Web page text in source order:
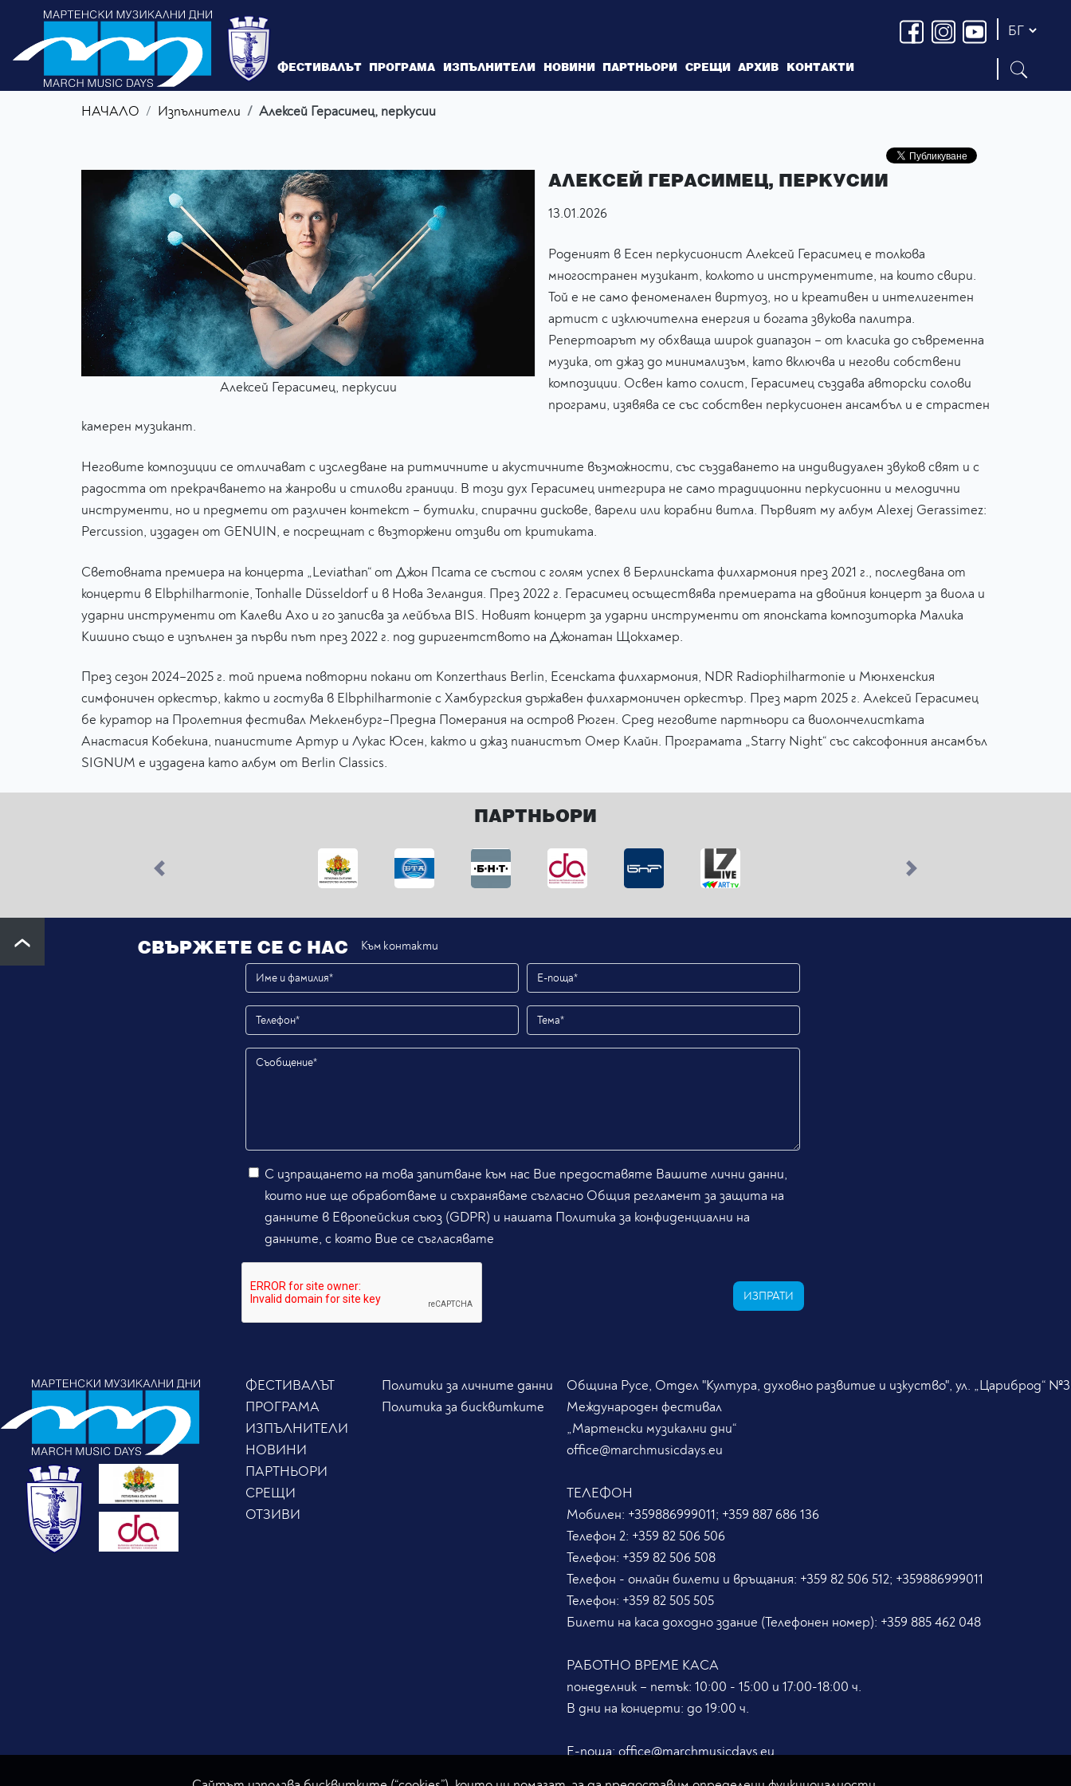
ФЕСТИВАЛЪТ ПРОГРАМА ИЗПЪЛНИТЕЛИ НОВИНИ ПАРТНЬОРИ СРЕЩИ АРХИВ КОНТАКТИ
НАЧАЛО Изпълнители Алексей Герасимец, перкусии
Алексей Герасимец, перкусии
АЛЕКСЕЙ ГЕРАСИМЕЦ, ПЕРКУСИИ
13.01.2026
Роденият в Есен перкусионист Алексей Герасимец е толкова
многостранен музикант, колкото и инструментите, на които свири.
Той е не само феноменален виртуоз, но и креативен и интелигентен
артист с изключителна енергия и богата звукова палитра.
Репертоарът му обхваща широк диапазон – от класика до съвременна
музика, от джаз до минимализъм, като включва и негови собствени
композиции. Освен като солист, Герасимец създава авторски солови
програми, изявява се със собствен перкусионен ансамбъл и е страстен
камерен музикант.
Неговите композиции се отличават с изследване на ритмичните и акустичните възможности, със създаването на индивидуален звуков свят и с
радостта от прекрачването на жанрови и стилови граници. В този дух Герасимец интегрира не само традиционни перкусионни и мелодични
инструменти, но и предмети от различен контекст – бутилки, спирачни дискове, варели или корабни витла. Първият му албум Alexej Gerassimez:
Percussion, издаден от GENUIN, е посрещнат с възторжени отзиви от критиката.
Световната премиера на концерта „Leviathan“ от Джон Псата се състои с голям успех в Берлинската филхармония през 2021 г., последвана от
концерти в Elbphilharmonie, Tonhalle Düsseldorf и в Нова Зеландия. През 2022 г. Герасимец осъществява премиерата на двойния концерт за виола и
ударни инструменти от Калеви Ахо и го записва за лейбъла BIS. Новият концерт за ударни инструменти от японската композиторка Малика
Кишино също е изпълнен за първи път през 2022 г. под диригентството на Джонатан Щокхамер.
През сезон 2024–2025 г. той приема повторни покани от Konzerthaus Berlin, Есенската филхармония, NDR Radiophilharmonie и Мюнхенския
симфоничен оркестър, както и гостува в Elbphilharmonie с Хамбургския държавен филхармоничен оркестър. През март 2025 г. Алексей Герасимец
бе куратор на Пролетния фестивал Мекленбург–Предна Померания на остров Рюген. Сред неговите партньори са виолончелистката
Анастасия Кобекина, пианистите Артур и Лукас Юсен, както и джаз пианистът Омер Клайн. Програмата „Starry Night“ със саксофонния ансамбъл
SIGNUM е издадена като албум от Berlin Classics.
ПАРТНЬОРИ
Previous Next
СВЪРЖЕТЕ СЕ С НАС Към контакти
С изпращането на това запитване към нас Вие предоставяте Вашите лични данни,
които ние ще обработваме и съхраняваме съгласно Общия регламент за защита на
данните в Европейския съюз (GDPR) и нашата Политика за конфиденциални на
данните, с която Вие се съгласявате
ИЗПРАТИ
ФЕСТИВАЛЪТ
ПРОГРАМА
ИЗПЪЛНИТЕЛИ
НОВИНИ
ПАРТНЬОРИ
СРЕЩИ
ОТЗИВИ
Политики за личните данни
Политика за бисквитките
Община Русе, Отдел "Култура, духовно развитие и изкуство", ул. „Цариброд“ №3
Международен фестивал
„Мартенски музикални дни“
office@marchmusicdays.eu
ТЕЛЕФОН
Мобилен: +359886999011; +359 887 686 136
Телефон 2: +359 82 506 506
Телефон: +359 82 506 508
Телефон - онлайн билети и връщания: +359 82 506 512; +359886999011
Телефон: +359 82 505 505
Билети на каса доходно здание (Телефонен номер): +359 885 462 048
РАБОТНО ВРЕМЕ КАСА
понеделник – петък: 10:00 - 15:00 и 17:00-18:00 ч.
В дни на концерти: до 19:00 ч.
Е-поща:office@marchmusicdays.eu